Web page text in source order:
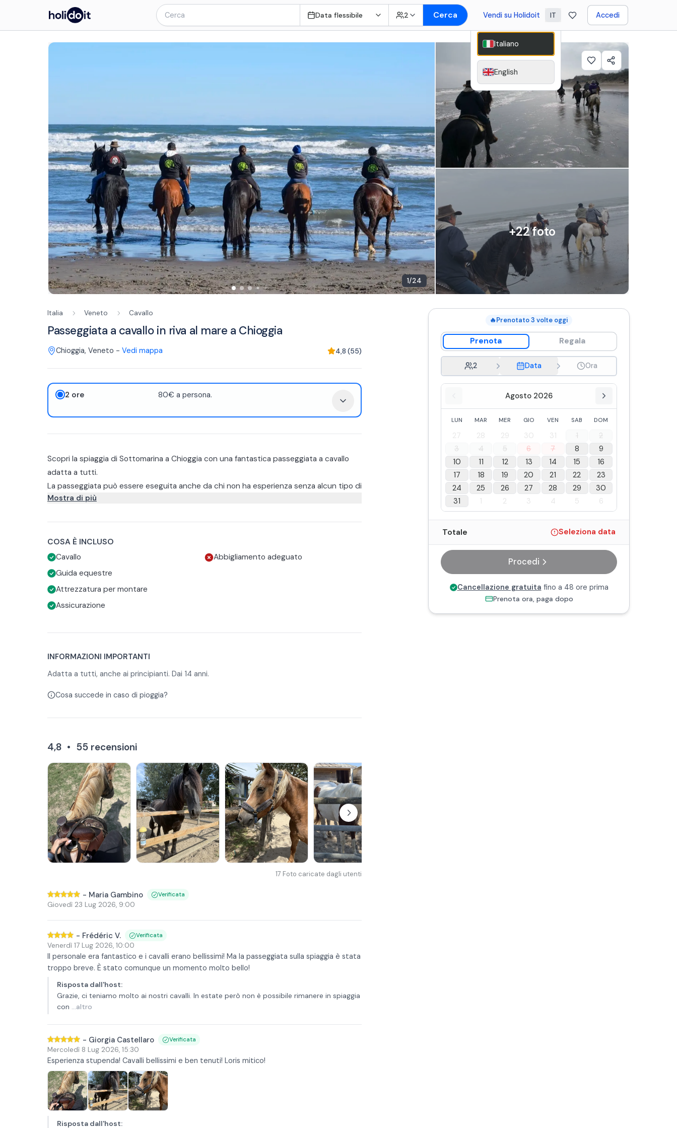
Data flessibile 2 Cerca Vendi su Holidoit IT Accedi
1/24
+22foto
Italia Veneto Cavallo
Passeggiata a cavallo in riva al mare a Chioggia
Chioggia, Veneto - Vedi mappa 4,8 (55)
2 ore 80€ a persona.
Scopri la spiaggia di Sottomarina a Chioggia con una fantastica passeggiata a cavallo
adatta a tutti.
La passeggiata può essere eseguita anche da chi non ha esperienza senza alcun tipo di
problema. Vi verranno date le informazioni basilari su come cavalcare la prima volta.
La durata indicativa è di circa 2 ore.
L’accesso alla spiaggia non è garantito poichè dipende da svariate condizioni che
verranno valutate solo al momento dalla struttura.
Vi verrà fornita tutta l’attrezzatura per montare a cavallo, caschetto compreso.
Mostra di più
COSA È INCLUSO
Cavallo
Guida equestre
Attrezzatura per montare
Assicurazione
Abbigliamento adeguato
INFORMAZIONI IMPORTANTI
Adatta a tutti, anche ai principianti. Dai 14 anni.
Cosa succede in caso di pioggia?
4,8 • 55 recensioni
17 Foto caricate dagli utenti
- Maria Gambino Verificata
Giovedì 23 Lug 2026, 9:00
- Frédéric V. Verificata
Venerdì 17 Lug 2026, 10:00
Il personale era fantastico e i cavalli erano bellissimi! Ma la passeggiata sulla spiaggia è stata
troppo breve. È stato comunque un momento molto bello!
Risposta dall'host:
Grazie, ci teniamo molto ai nostri cavalli. In estate però non è possibile rimanere in spiaggia
con ...altro
- Giorgia Castellaro Verificata
Mercoledì 8 Lug 2026, 15:30
Esperienza stupenda! Cavalli bellissimi e ben tenuti! Loris mitico!
Risposta dall'host:
🔥Prenotato3 volte oggi
Prenota Regala
2 Data Ora
Agosto 2026
LUN MAR MER GIO VEN SAB DOM
27 28 29 30 31 1
2
3
4 5 6 7 8
9
10
11 12 13 14 15
16
17
18 19 20 21 22
23
24
25 26 27 28 29
30
31
1 2 3 4 5 6
Totale Seleziona data
Procedi
Cancellazione gratuita fino a 48 ore prima
Prenota ora, paga dopo
Italiano
English